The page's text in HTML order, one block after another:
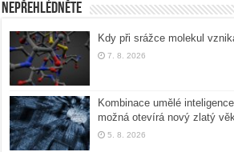
Nepřehlédněte
Kdy při srážce molekul
7. 8. 2026
Kombinace umělé
možná otevírá nový zlatý
5. 8. 2026